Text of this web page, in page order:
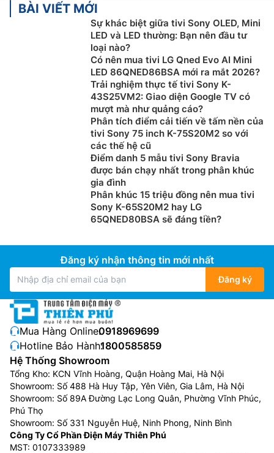
BÀI VIẾT MỚI
Sự khác biệt giữa tivi Sony OLED, Mini
LED và LED thường: Bạn nên đầu tư
loại nào?
Có nên mua tivi LG Qned Evo AI Mini
LED 86QNED86BSA mới ra mắt 2026?
Trải nghiệm thực tế tivi Sony K-
43S25VM2: Giao diện Google TV có
mượt mà như quảng cáo?
Phân tích điểm cải tiến về tấm nền của
tivi Sony 75 inch K-75S20M2 so với
các thế hệ cũ
Điểm danh 5 mẫu tivi Sony Bravia
được bán chạy nhất trong phân khúc
gia đình
Phân khúc 15 triệu đồng nên mua tivi
Sony K-65S20M2 hay LG
65QNED80BSA sẽ đáng tiền?
Đăng ký nhận thông tin mới nhất
Đăng ký
Mua Hàng Online:0918969699
Hotline Bảo Hành:1800585859
Hệ Thống Showroom
Tổng Kho: KCN Vĩnh Hoàng, Quận Hoàng Mai, Hà Nội
Showroom: Số 488 Hà Huy Tập, Yên Viên, Gia Lâm, Hà Nội
Showroom: Số 89A Đường Lạc Long Quân, Phường Vĩnh Phúc,
Phú Thọ
Showroom: Số 331 Nguyễn Huệ, Ninh Phong, Ninh Bình
Công Ty Cổ Phần Điện Máy Thiên Phú
MST: 0107333989